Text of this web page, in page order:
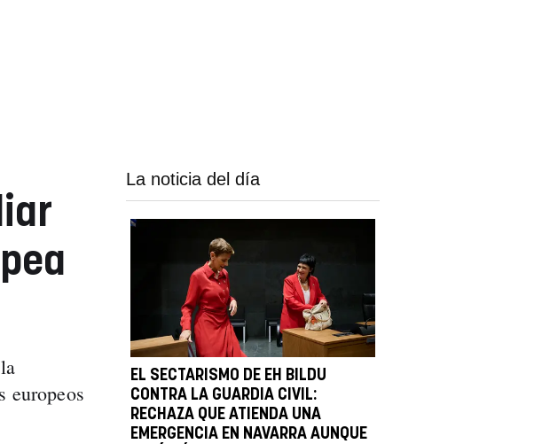
europeos
La noticia del día
EL SECTARISMO DE EH BILDU
CONTRA LA GUARDIA CIVIL:
RECHAZA QUE ATIENDA UNA
EMERGENCIA EN NAVARRA AUNQUE